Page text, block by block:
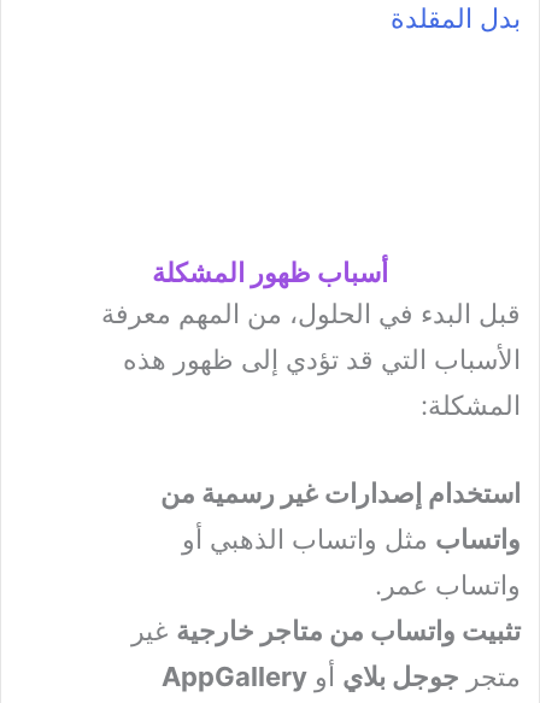
بدل المقلدة
أسباب ظهور المشكلة
قبل البدء في الحلول، من المهم معرفة
الأسباب التي قد تؤدي إلى ظهور هذه
المشكلة:
استخدام إصدارات غير رسمية من
واتساب مثل واتساب الذهبي أو
واتساب عمر.
تثبيت واتساب من متاجر خارجية غير
متجر جوجل بلاي أو AppGallery